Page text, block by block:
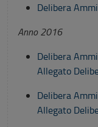
Delibera
Anno 2016
Delibera
Allegato
Delibera
Allegato